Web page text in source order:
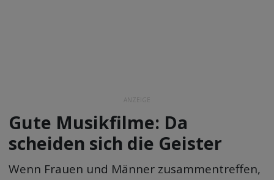
ANZEIGE
Gute Musikfilme: Da
scheiden sich die Geister
Wenn Frauen und Männer zusammentreffen,